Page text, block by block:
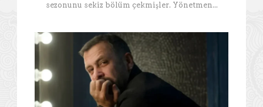
sezonunu sekiz bölüm çekmişler. Yönetmen...